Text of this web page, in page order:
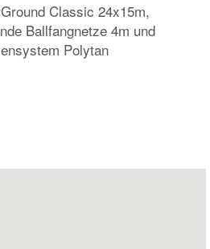
Classic 24x15m,
Ballfangnetze 4m und
Polytan